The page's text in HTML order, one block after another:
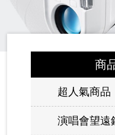
商
超人氣商品
演唱會望遠